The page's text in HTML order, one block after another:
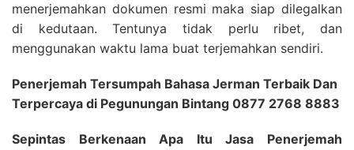
menerjemahkan dokumen resmi maka siap dilegalkan
di kedutaan. Tentunya tidak perlu ribet, dan
menggunakan waktu lama buat terjemahkan sendiri.
Penerjemah Tersumpah Bahasa Jerman Terbaik Dan
Terpercaya di Pegunungan Bintang 0877 2768 8883
Sepintas Berkenaan Apa Itu Jasa Penerjemah